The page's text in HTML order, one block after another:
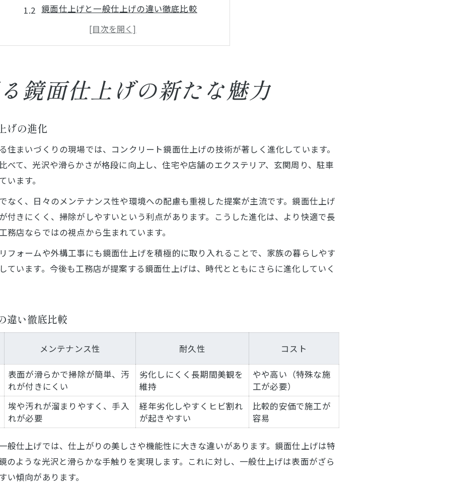
鏡面仕上げと一般仕上げの違い徹底比較
美観と機能性を両立する工務店の工夫
鏡面仕上げが人気を集める理由を探る
住まいづくりに活きる鏡面仕上げの特徴解説
住まいに映える鏡面仕上げの特長とは
掃除がしやすい鏡面床の魅力を解説
鏡面仕上げの耐久性・メンテナンス比較表
インテリアと調和する鏡面仕上げの活用術
コンクリート鏡面仕上げが叶える上質な空間設計
上質な空間演出に鏡面仕上げが最適な理由
工務店が提案する空間デザインの工夫
鏡面仕上げの光反射効果を活かす方法
家具との相性を考えた鏡面床の選び方
用途別おすすめ鏡面仕上げタイプ一覧
工務店が提案する空間演出アイデア集
家具・家電と調和する仕上げの選択肢
鏡面仕上げで叶える個性派インテリア
デザイン性と機能性を両立する工務店
コストと品質の両立を目指す工務店選びのコツ
工務店選びで失敗しないためのポイント
鏡面仕上げのコストと品質の比較表
予算に合わせた最適な工務店の探し方
コストパフォーマンス重視の選び方
工務店の施工実績を見極めるコツ
鏡面仕上げの新たな魅力
げの進化
住まいづくりの現場では、コンクリート鏡面仕上げの技術が著しく進化しています。
べて、光沢や滑らかさが格段に向上し、住宅や店舗のエクステリア、玄関周り、駐車
ます。
なく、日々のメンテナンス性や環境への配慮も重視した提案が主流です。鏡面仕上げ
付きにくく、掃除がしやすいという利点があります。こうした進化は、より快適で長
店ならではの視点から生まれています。
フォームや外構工事にも鏡面仕上げを積極的に取り入れることで、家族の暮らしやす
ています。今後も工務店が提案する鏡面仕上げは、時代とともにさらに進化していく
違い徹底比較
メンテナンス性 耐久性 コスト
表面が滑らかで掃除が簡単、汚
れが付きにくい
劣化しにくく長期間美観を
維持
やや高い（特殊な施
工が必要）
埃や汚れが溜まりやすく、手入
れが必要
経年劣化しやすくヒビ割れ
が起きやすい
比較的安価で施工が
容易
般仕上げでは、仕上がりの美しさや機能性に大きな違いがあります。鏡面仕上げは特
のような光沢と滑らかな手触りを実現します。これに対し、一般仕上げは表面がざら
傾向があります。